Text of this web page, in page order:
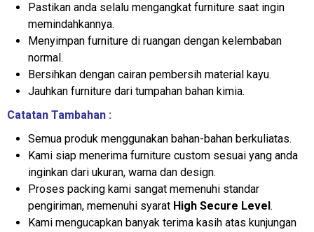
Pastikan anda selalu mengangkat furniture saat ingin
memindahkannya.
Menyimpan furniture di ruangan dengan kelembaban
normal.
Bersihkan dengan cairan pembersih material kayu.
Jauhkan furniture dari tumpahan bahan kimia.
Catatan Tambahan :
Semua produk menggunakan bahan-bahan berkuliatas.
Kami siap menerima furniture custom sesuai yang anda
inginkan dari ukuran, warna dan design.
Proses packing kami sangat memenuhi standar
pengiriman, memenuhi syarat High Secure Level.
Kami mengucapkan banyak terima kasih atas kunjungan